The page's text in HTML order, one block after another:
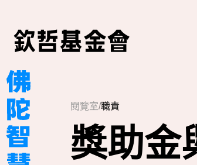
閱覽室/職責
獎助金